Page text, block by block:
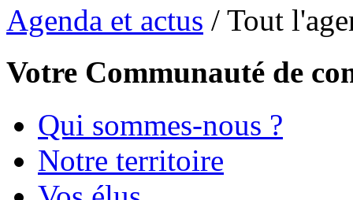
Agenda et actus / Tout
Votre Communauté de
Qui sommes-nous ?
Notre territoire